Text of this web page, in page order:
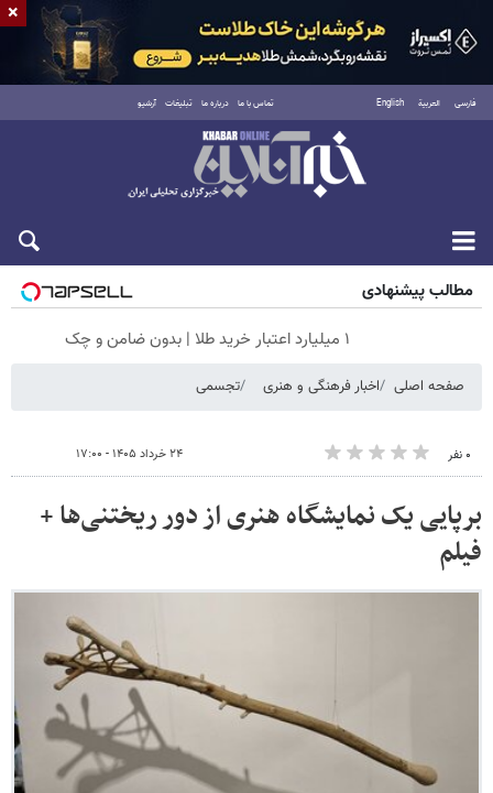
فارسی العربية English تماس با ما درباره ما تبلیغات آرشیو
جمعه ۱۶ مرداد ۱۴۰۵
مطالب پیشنهادی
۱ میلیارد اعتبار خرید طلا | بدون ضامن و چک
صفحه اصلی اخبار فرهنگی و هنری تجسمی
۰ نفر ۲۴ خرداد ۱۴۰۵ - ۱۷:۰۰
برپایی یک نمایشگاه هنری از دور ریختنی‌ها +
فیلم
×